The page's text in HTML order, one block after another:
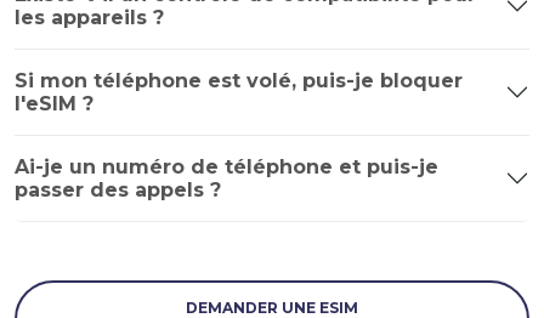
les appareils ?
Si mon téléphone est volé, puis-je bloquer
l'eSIM ?
Ai-je un numéro de téléphone et puis-je
passer des appels ?
DEMANDER UNE ESIM